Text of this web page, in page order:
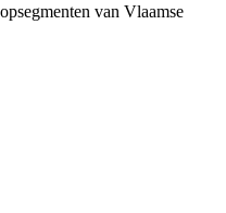
van Vlaamse